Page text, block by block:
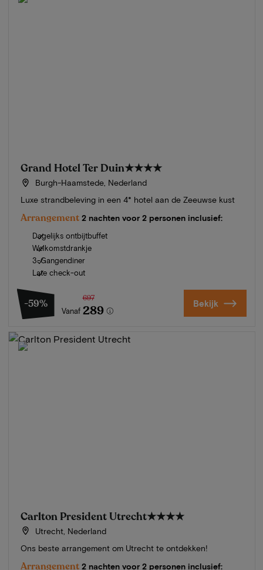
Grand Hotel Ter Duin★★★★
Burgh-Haamstede, Nederland
Luxe strandbeleving in een 4* hotel aan de Zeeuwse kust
Arrangement 2 nachten voor 2 personen inclusief:
Dagelijks ontbijtbuffet
Welkomstdrankje
3-Gangendiner
Late check-out
-59%
Vanaf
697
289 Bekijk
Carlton President Utrecht★★★★
Utrecht, Nederland
Ons beste arrangement om Utrecht te ontdekken!
Arrangement 2 nachten voor 2 personen inclusief: